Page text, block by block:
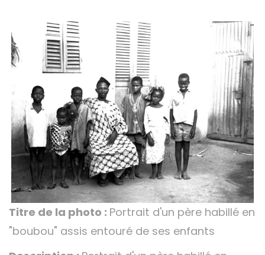
Titre de la photo : Portrait d'un père habillé en
"boubou" assis entouré de ses enfants